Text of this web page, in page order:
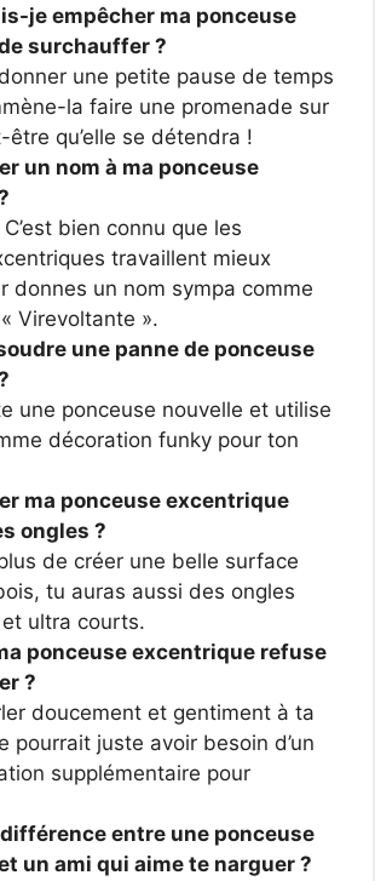
je empêcher ma ponceuse
surchauffer ?
une petite pause de temps
la faire une promenade sur
être qu’elle se détendra !
un nom à ma ponceuse
bien connu que les
travaillent mieux
donnes un nom sympa comme
Virevoltante ».
une panne de ponceuse
une ponceuse nouvelle et utilise
décoration funky pour ton
ma ponceuse excentrique
ongles ?
de créer une belle surface
tu auras aussi des ongles
ultra courts.
ponceuse excentrique refuse
?
doucement et gentiment à ta
pourrait juste avoir besoin d’un
supplémentaire pour
entre une ponceuse
un ami qui aime te narguer ?